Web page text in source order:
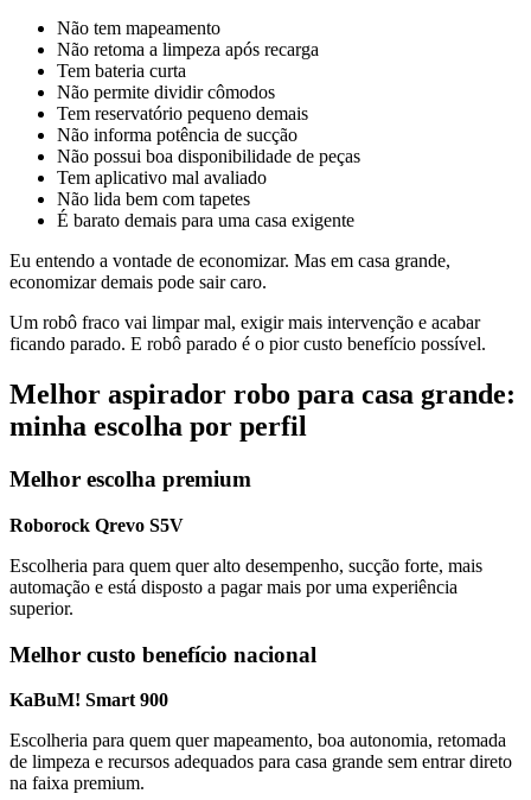
Não tem mapeamento
Não retoma a limpeza após recarga
Tem bateria curta
Não permite dividir cômodos
Tem reservatório pequeno demais
Não informa potência de sucção
Não possui boa disponibilidade de peças
Tem aplicativo mal avaliado
Não lida bem com tapetes
É barato demais para uma casa exigente
Eu entendo a vontade de economizar. Mas em casa grande,
economizar demais pode sair caro.
Um robô fraco vai limpar mal, exigir mais intervenção e acabar
ficando parado. E robô parado é o pior custo benefício possível.
Melhor aspirador robo para casa grande:
minha escolha por perfil
Melhor escolha premium
Roborock Qrevo S5V
Escolheria para quem quer alto desempenho, sucção forte, mais
automação e está disposto a pagar mais por uma experiência
superior.
Melhor custo benefício nacional
KaBuM! Smart 900
Escolheria para quem quer mapeamento, boa autonomia, retomada
de limpeza e recursos adequados para casa grande sem entrar direto
na faixa premium.